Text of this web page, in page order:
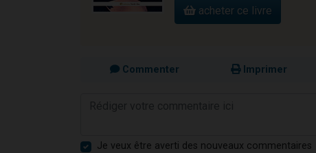
acheter ce livre
Commenter Imprimer
Je veux être averti des nouveaux commentaires